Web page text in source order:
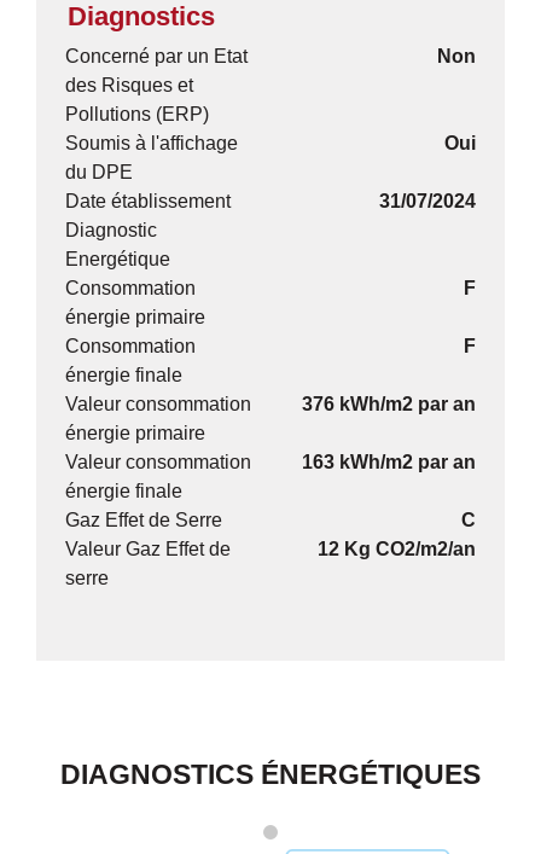
Diagnostics
Concerné par un Etat
des Risques et
Pollutions (ERP)
Non
Soumis à l'affichage
du DPE
Oui
Date établissement
Diagnostic
Energétique
31/07/2024
Consommation
énergie primaire
F
Consommation
énergie finale
F
Valeur consommation
énergie primaire
376 kWh/m2 par an
Valeur consommation
énergie finale
163 kWh/m2 par an
Gaz Effet de Serre
C
Valeur Gaz Effet de
serre
12 Kg CO2/m2/an
DIAGNOSTICS ÉNERGÉTIQUES